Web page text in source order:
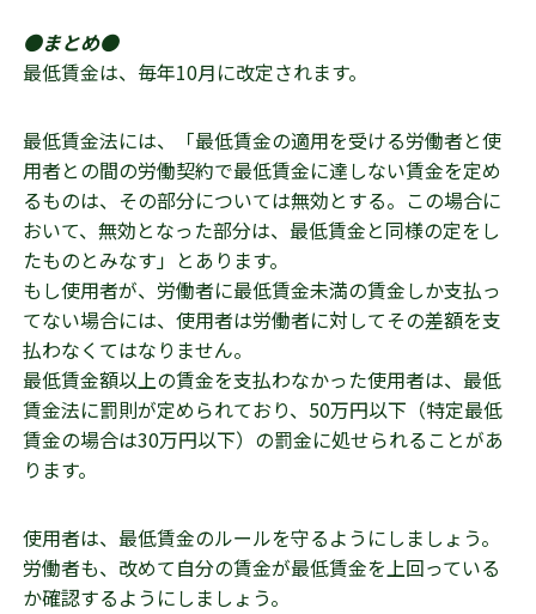
●まとめ●
最低賃金は、毎年10月に改定されます。
最低賃金法には、「最低賃金の適用を受ける労働者と使
用者との間の労働契約で最低賃金に達しない賃金を定め
るものは、その部分については無効とする。この場合に
おいて、無効となった部分は、最低賃金と同様の定をし
たものとみなす」とあります。
もし使用者が、労働者に最低賃金未満の賃金しか支払っ
てない場合には、使用者は労働者に対してその差額を支
払わなくてはなりません。
最低賃金額以上の賃金を支払わなかった使用者は、最低
賃金法に罰則が定められており、50万円以下（特定最低
賃金の場合は30万円以下）の罰金に処せられることがあ
ります。
使用者は、最低賃金のルールを守るようにしましょう。
労働者も、改めて自分の賃金が最低賃金を上回っている
か確認するようにしましょう。